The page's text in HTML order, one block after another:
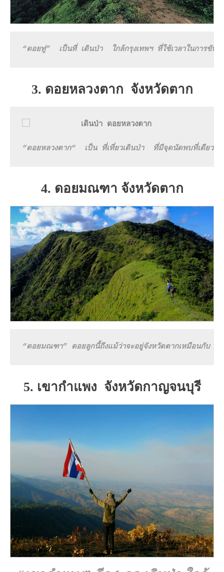
“ดอยทู่”  เป็นที่ เดินป่า  ใกล้กรุงเทพฯ ที่ใช้เวลาในการขั
3. ดอยหลวงตาก จังหวัดตาก
“ดอยหลวงตาก“ เป็น ที่เที่ยวเดินป่า  ที่มีจุดนัดพบที่เดียวกั
4. ดอยมณฑา จังหวัดตาก
“ดอยมณฑา” ดอยลูกนี้ถึงแม้ว่าจะอยู่จังหวัดตากเหมือนกับ
5. เขากำแพง จังหวัดกาญจนบุรี